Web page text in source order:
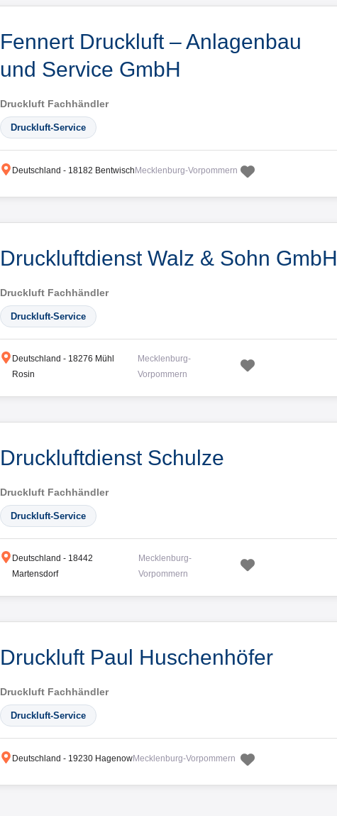
Fennert Druckluft – Anlagenbau
und Service GmbH
Druckluft Fachhändler
Druckluft-Service
Deutschland - 18182 Bentwisch Mecklenburg-Vorpommern
Druckluftdienst Walz & Sohn GmbH
Druckluft Fachhändler
Druckluft-Service
Deutschland - 18276 Mühl
Rosin
Mecklenburg-
Vorpommern
Druckluftdienst Schulze
Druckluft Fachhändler
Druckluft-Service
Deutschland - 18442
Martensdorf
Mecklenburg-
Vorpommern
Druckluft Paul Huschenhöfer
Druckluft Fachhändler
Druckluft-Service
Deutschland - 19230 HagenowMecklenburg-Vorpommern